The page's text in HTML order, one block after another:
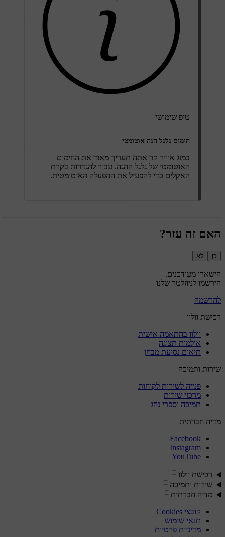
טיפ שימושי
חימום גלגל הגה אוטומטי
במזג אוויר קר אתה תעריך מאוד את החימום
האוטומטי של גלגל ההגה. עבור להגדרות בקרת
האקלים כדי להפעיל את ההפעלה האוטומטית.
האם זה עזר?
כן לא